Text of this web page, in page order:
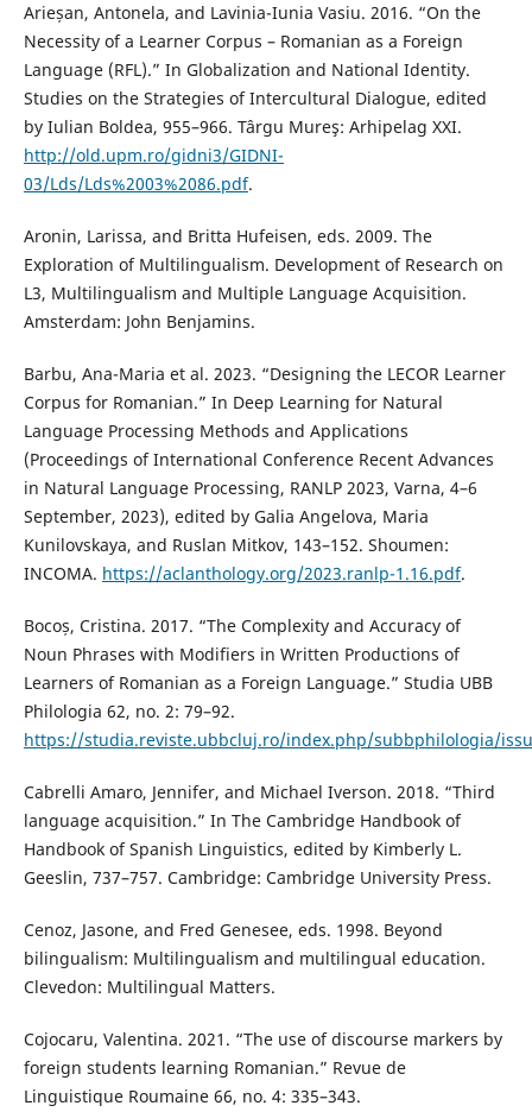
Arieșan, Antonela, and Lavinia-Iunia Vasiu. 2016. “On the
Necessity of a Learner Corpus – Romanian as a Foreign
Language (RFL).” In Globalization and National Identity.
Studies on the Strategies of Intercultural Dialogue, edited
by Iulian Boldea, 955–966. Târgu Mureş: Arhipelag XXI.
http://old.upm.ro/gidni3/GIDNI-
03/Lds/Lds%2003%2086.pdf.
Aronin, Larissa, and Britta Hufeisen, eds. 2009. The
Exploration of Multilingualism. Development of Research on
L3, Multilingualism and Multiple Language Acquisition.
Amsterdam: John Benjamins.
Barbu, Ana-Maria et al. 2023. “Designing the LECOR Learner
Corpus for Romanian.” In Deep Learning for Natural
Language Processing Methods and Applications
(Proceedings of International Conference Recent Advances
in Natural Language Processing, RANLP 2023, Varna, 4–6
September, 2023), edited by Galia Angelova, Maria
Kunilovskaya, and Ruslan Mitkov, 143–152. Shoumen:
INCOMA. https://aclanthology.org/2023.ranlp-1.16.pdf.
Bocoș, Cristina. 2017. “The Complexity and Accuracy of
Noun Phrases with Modifiers in Written Productions of
Learners of Romanian as a Foreign Language.” Studia UBB
Philologia 62, no. 2: 79–92.
https://studia.reviste.ubbcluj.ro/index.php/subbphilologia/
Cabrelli Amaro, Jennifer, and Michael Iverson. 2018. “Third
language acquisition.” In The Cambridge Handbook of
Handbook of Spanish Linguistics, edited by Kimberly L.
Geeslin, 737–757. Cambridge: Cambridge University Press.
Cenoz, Jasone, and Fred Genesee, eds. 1998. Beyond
bilingualism: Multilingualism and multilingual education.
Clevedon: Multilingual Matters.
Cojocaru, Valentina. 2021. “The use of discourse markers by
foreign students learning Romanian.” Revue de
Linguistique Roumaine 66, no. 4: 335–343.